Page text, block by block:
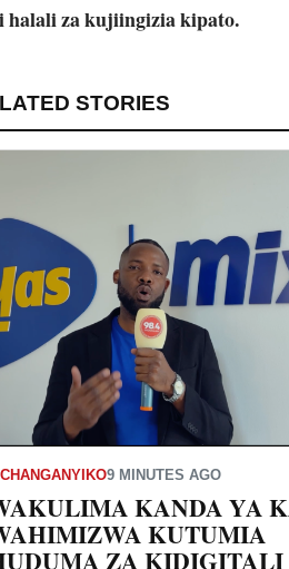
halali za kujiingizia kipato.
STORIES
9 MINUTES AGO
KANDA YA
KUTUMIA
ZA KIDIGITALI